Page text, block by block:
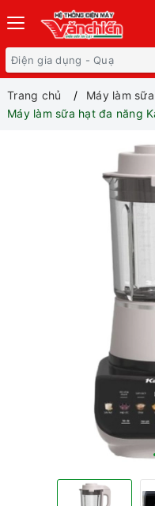
Trang chủ
Máy làm
Máy làm sữa hạt đa năng